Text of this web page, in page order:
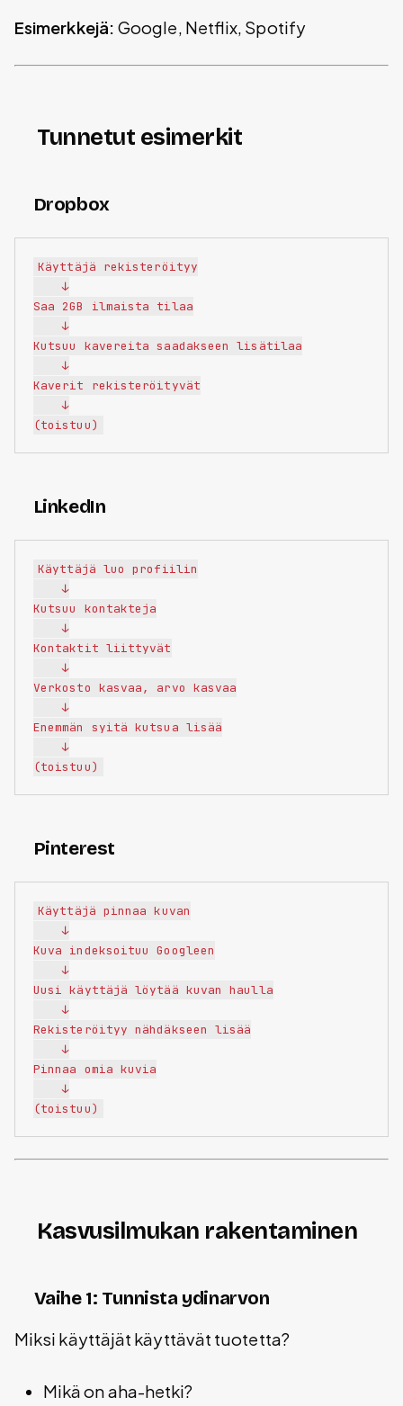
Esimerkkejä: Google, Netflix, Spotify
Tunnetut esimerkit
Dropbox
Käyttäjä rekisteröityy
    ↓
Saa 2GB ilmaista tilaa
    ↓
Kutsuu kavereita saadakseen lisätilaa
    ↓
Kaverit rekisteröityvät
    ↓
LinkedIn
Käyttäjä luo profiilin
    ↓
Kutsuu kontakteja
    ↓
Kontaktit liittyvät
    ↓
Verkosto kasvaa, arvo kasvaa
    ↓
Enemmän syitä kutsua lisää
    ↓
Pinterest
Käyttäjä pinnaa kuvan
    ↓
Kuva indeksoituu Googleen
    ↓
Uusi käyttäjä löytää kuvan haulla
    ↓
Rekisteröityy nähdäkseen lisää
    ↓
Pinnaa omia kuvia
    ↓
Kasvusilmukan rakentaminen
Vaihe 1: Tunnista ydinarvon
Miksi käyttäjät käyttävät tuotetta?
Mikä on aha-hetki?